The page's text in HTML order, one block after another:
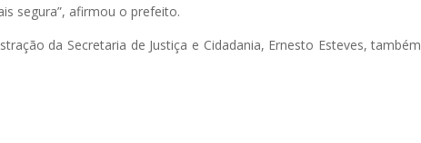
segura”, afirmou o prefeito.
da Secretaria de Justiça e Cidadania, Ernesto Esteves, também